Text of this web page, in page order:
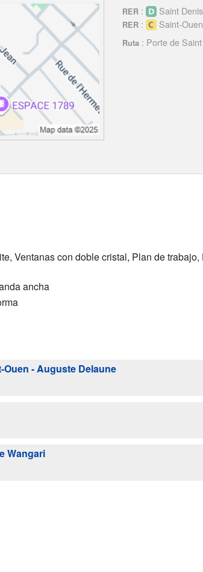
RER : Saint Denis
RER : Saint-Ouen
Ruta : Porte de
Ventanas con doble cristal, Plan de
ancha
- Auguste Delaune
Wangari